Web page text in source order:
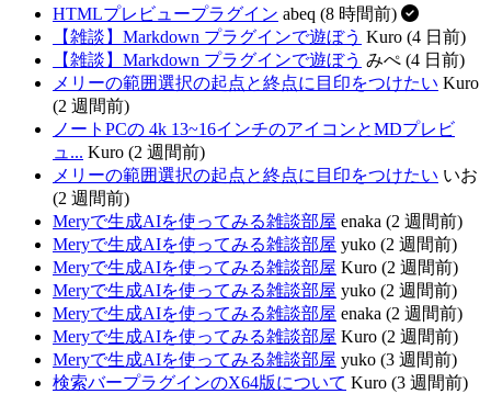
HTMLプレビュープラグイン abeq (8 時間前)
【雑談】Markdown プラグインで遊ぼう Kuro (4 日前)
【雑談】Markdown プラグインで遊ぼう みぺ (4 日前)
メリーの範囲選択の起点と終点に目印をつけたい Kuro
(2 週間前)
ノートPCの 4k 13~16インチのアイコンとMDプレビ
ュ... Kuro (2 週間前)
メリーの範囲選択の起点と終点に目印をつけたい いお
(2 週間前)
Meryで生成AIを使ってみる雑談部屋 enaka (2 週間前)
Meryで生成AIを使ってみる雑談部屋 yuko (2 週間前)
Meryで生成AIを使ってみる雑談部屋 Kuro (2 週間前)
Meryで生成AIを使ってみる雑談部屋 yuko (2 週間前)
Meryで生成AIを使ってみる雑談部屋 enaka (2 週間前)
Meryで生成AIを使ってみる雑談部屋 Kuro (2 週間前)
Meryで生成AIを使ってみる雑談部屋 yuko (3 週間前)
検索バープラグインのX64版について Kuro (3 週間前)